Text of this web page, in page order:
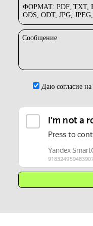
ФОРМАТ: PDF, TXT,
ODS, ODT, JPG,
Сообщение
Даю согласие